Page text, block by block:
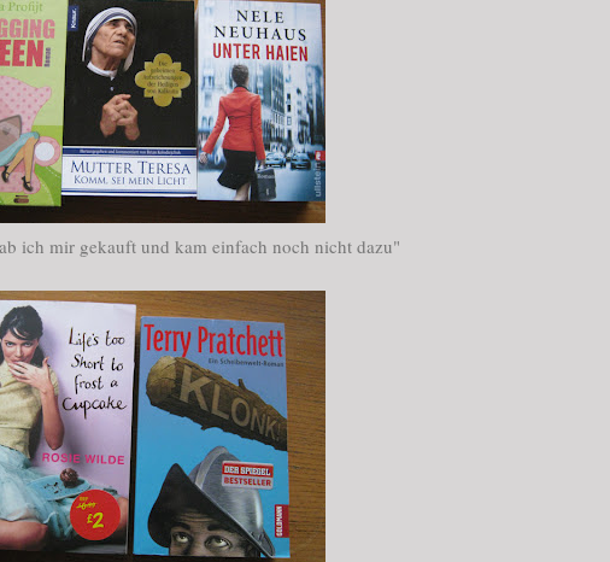
ich mir gekauft und kam einfach noch nicht dazu"